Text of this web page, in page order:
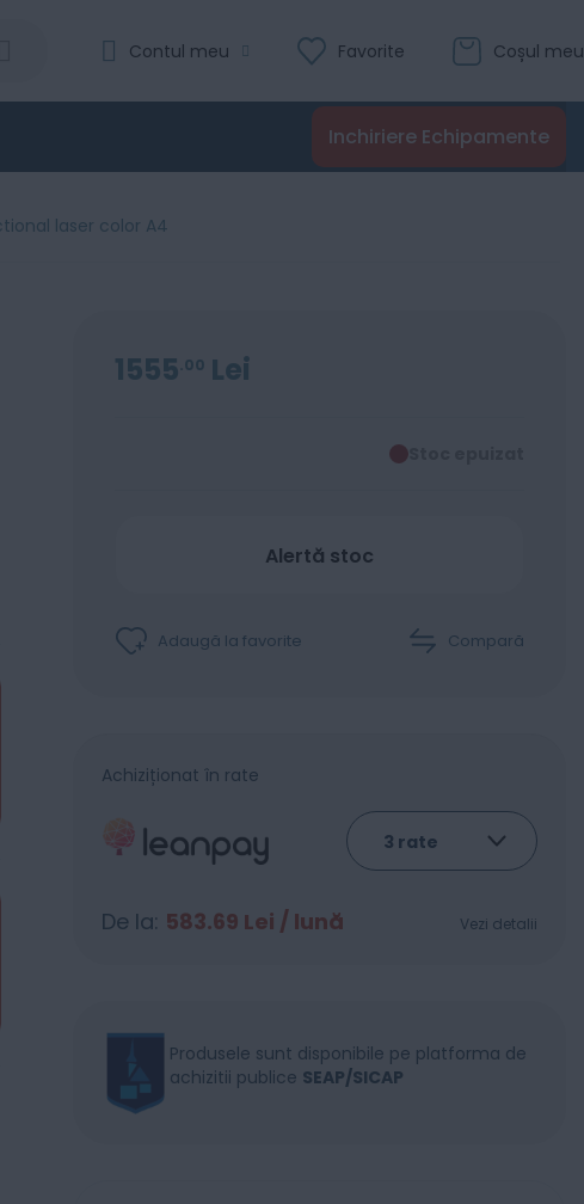
Coșul meu
Favorite
Contul meu
Inchiriere Echipamente
laser color A4
1555 00 Lei
Stoc epuizat
Alertă stoc
Adaugă la favorite Compară
Achiziționat în rate
De la: 583.69 Lei / lună Vezi detalii
Produsele sunt disponibile pe platforma de
achizitii publice SEAP/SICAP